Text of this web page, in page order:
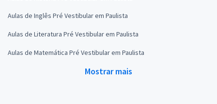
Aulas de Inglês Pré Vestibular em Paulista
Aulas de Literatura Pré Vestibular em Paulista
Aulas de Matemática Pré Vestibular em Paulista
Mostrar mais